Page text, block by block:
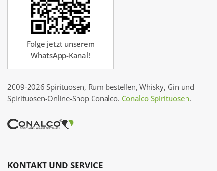
Folge jetzt unserem
WhatsApp-Kanal!
2009-2026 Spirituosen, Rum bestellen, Whisky, Gin und
Spirituosen-Online-Shop Conalco. Conalco Spirituosen.
KONTAKT UND SERVICE